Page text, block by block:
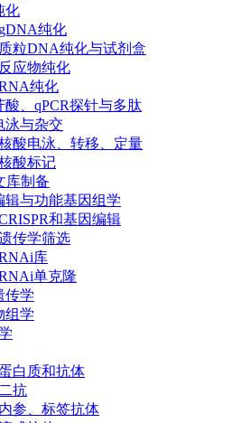
化
gDNA纯化
质粒DNA纯化与试剂盒
反应物纯化
纯化
酸、qPCR探针与多肽
泳与杂交
酸电泳、转移、定量
酸标记
库制备
辑与功能基因组学
和基因编辑
传学筛选
库
单克隆
传学
组学
白质和抗体
二抗
内参、标签抗体